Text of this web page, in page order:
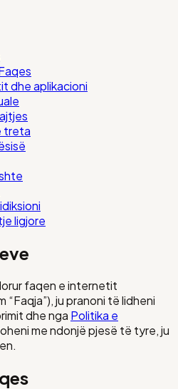
dhe aplikacioni
treta
ligjore
faqen e internetit
ju pranoni të lidheni
dhe nga Politika e
me ndonjë pjesë të tyre, ju